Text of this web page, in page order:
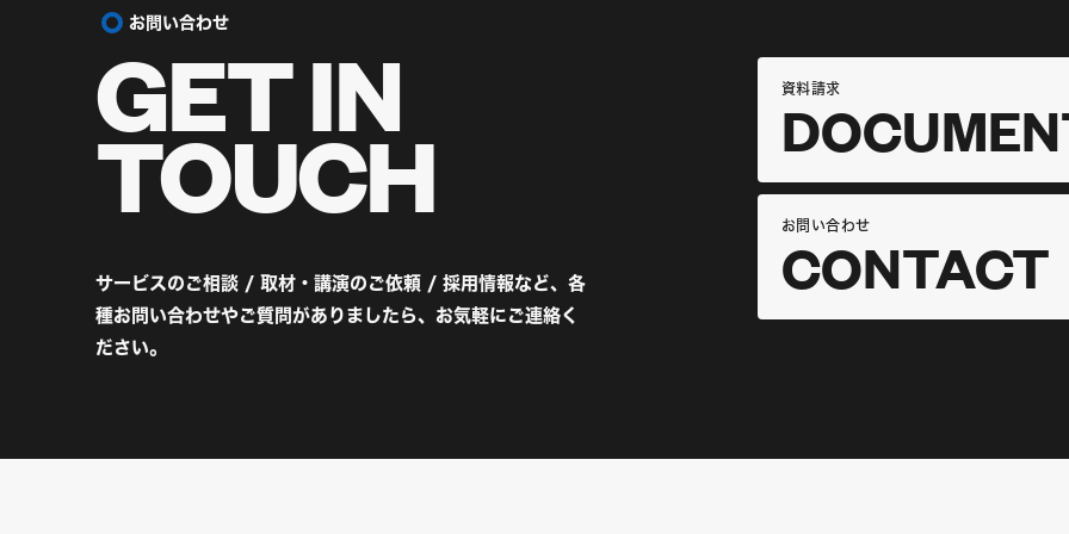
お問い合わせ
GET IN
TOUCH
サービスのご相談 / 取材・講演のご依頼 / 採用情報など、各
種お問い合わせやご質問がありましたら、お気軽にご連絡く
ださい。
資料請求
お問い合わせ
CONTACT